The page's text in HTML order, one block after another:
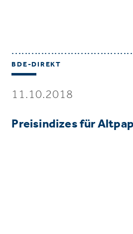
BDE-DIREKT
11.10.2018
Preisindizes für